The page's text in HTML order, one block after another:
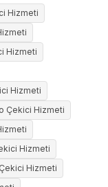
Hizmeti
Hizmeti
Hizmeti
Çekici Hizmeti
Hizmeti
Hizmeti